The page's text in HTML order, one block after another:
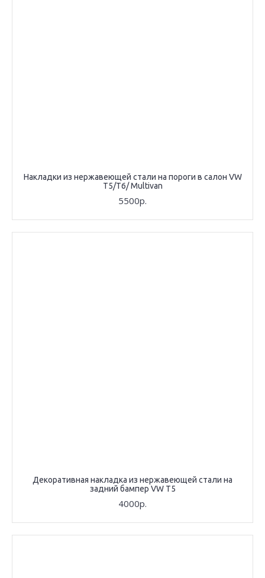
Накладки из нержавеющей стали на пороги в салон VW
T5/T6/ Multivan
5500р.
Декоративная накладка из нержавеющей стали на
задний бампер VW T5
4000р.